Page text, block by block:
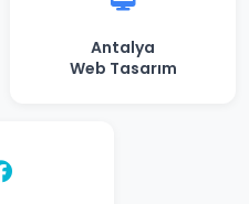
Antalya
Web Tasarım